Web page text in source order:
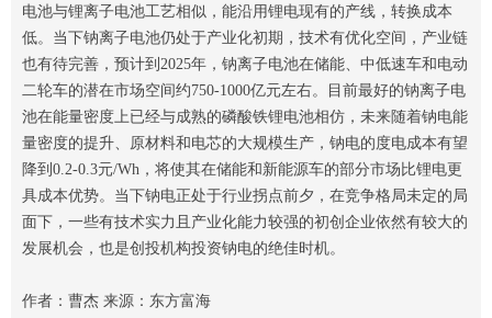
电池与锂离子电池工艺相似，能沿用锂电现有的产线，转换成本
低。当下钠离子电池仍处于产业化初期，技术有优化空间，产业链
也有待完善，预计到2025年，钠离子电池在储能、中低速车和电动
二轮车的潜在市场空间约750-1000亿元左右。目前最好的钠离子电
池在能量密度上已经与成熟的磷酸铁锂电池相仿，未来随着钠电能
量密度的提升、原材料和电芯的大规模生产，钠电的度电成本有望
降到0.2-0.3元/Wh，将使其在储能和新能源车的部分市场比锂电更
具成本优势。当下钠电正处于行业拐点前夕，在竞争格局未定的局
面下，一些有技术实力且产业化能力较强的初创企业依然有较大的
发展机会，也是创投机构投资钠电的绝佳时机。
作者：曹杰 来源：东方富海